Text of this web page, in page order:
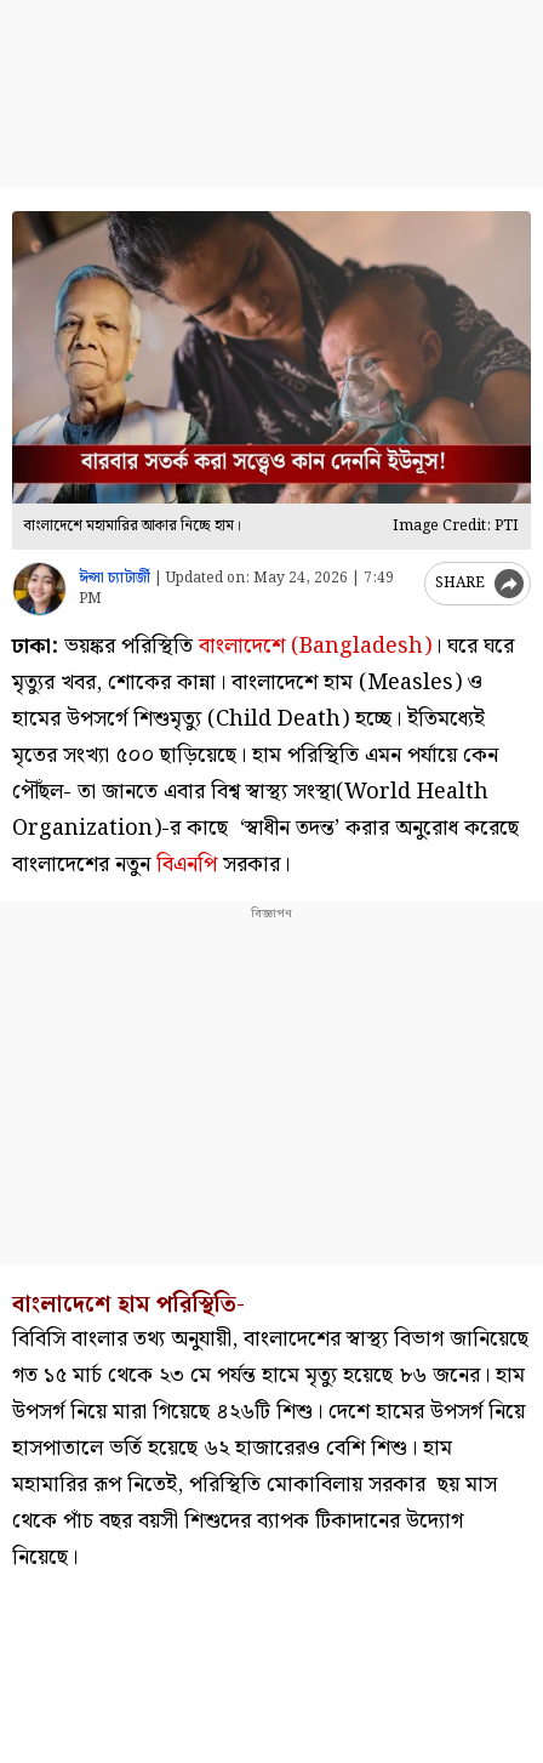
বাংলাদেশে মহামারির আকার নিচ্ছে হাম। Image Credit: PTI
ঈপ্সা চ্যাটার্জী |Updated on: May 24, 2026 | 7:49
PM
SHARE
ঢাকা: ভয়ঙ্কর পরিস্থিতিবাংলাদেশে (Bangladesh) । ঘরে ঘরে
মৃত্যুর খবর, শোকের কান্না। বাংলাদেশে হাম (Measles) ও
হামের উপসর্গে শিশুমৃত্যু (Child Death) হচ্ছে। ইতিমধ্যেই
মৃতের সংখ্যা ৫০০ ছাড়িয়েছে। হাম পরিস্থিতি এমন পর্যায়ে কেন
পৌঁছল- তা জানতে এবার বিশ্ব স্বাস্থ্য সংস্থা(World Health
Organization)-র কাছে ‘স্বাধীন তদন্ত’ করার অনুরোধ করেছে
বাংলাদেশের নতুনবিএনপিসরকার।
বাংলাদেশে হাম পরিস্থিতি-
বিবিসি বাংলার তথ্য অনুযায়ী, বাংলাদেশের স্বাস্থ্য বিভাগ জানিয়েছে
গত ১৫ মার্চ থেকে ২৩ মে পর্যন্ত হামে মৃত্যু হয়েছে ৮৬ জনের। হাম
উপসর্গ নিয়ে মারা গিয়েছে ৪২৬টি শিশু। দেশে হামের উপসর্গ নিয়ে
হাসপাতালে ভর্তি হয়েছে ৬২ হাজারেরও বেশি শিশু। হাম
মহামারির রূপ নিতেই, পরিস্থিতি মোকাবিলায় সরকার ছয় মাস
থেকে পাঁচ বছর বয়সী শিশুদের ব্যাপক টিকাদানের উদ্যোগ
নিয়েছে।